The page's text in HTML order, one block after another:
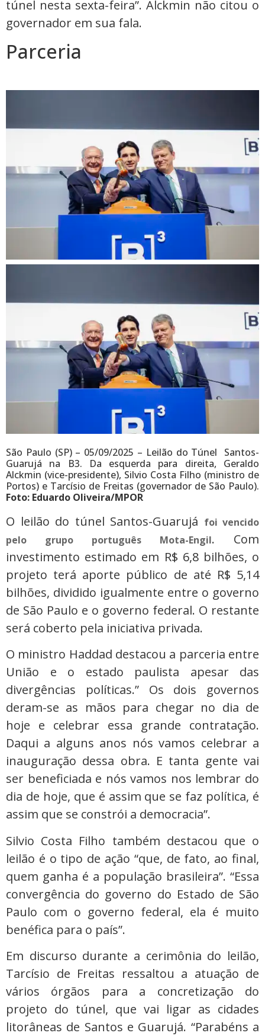
túnel nesta sexta-feira”. Alckmin não citou o
governador em sua fala.
Parceria
São Paulo (SP) – 05/09/2025 – Leilão do Túnel Santos-
Guarujá na B3. Da esquerda para direita, Geraldo
Alckmin (vice-presidente), Silvio Costa Filho (ministro de
Portos) e Tarcísio de Freitas (governador de São Paulo).
Foto: Eduardo Oliveira/MPOR
O leilão do túnel Santos-Guarujá foi vencido
pelo grupo português Mota-Engil. Com
investimento estimado em R$ 6,8 bilhões, o
projeto terá aporte público de até R$ 5,14
bilhões, dividido igualmente entre o governo
de São Paulo e o governo federal. O restante
será coberto pela iniciativa privada.
O ministro Haddad destacou a parceria entre
União e o estado paulista apesar das
divergências políticas.” Os dois governos
deram-se as mãos para chegar no dia de
hoje e celebrar essa grande contratação.
Daqui a alguns anos nós vamos celebrar a
inauguração dessa obra. E tanta gente vai
ser beneficiada e nós vamos nos lembrar do
dia de hoje, que é assim que se faz política, é
assim que se constrói a democracia”.
Silvio Costa Filho também destacou que o
leilão é o tipo de ação “que, de fato, ao final,
quem ganha é a população brasileira”. “Essa
convergência do governo do Estado de São
Paulo com o governo federal, ela é muito
benéfica para o país”.
Em discurso durante a cerimônia do leilão,
Tarcísio de Freitas ressaltou a atuação de
vários órgãos para a concretização do
projeto do túnel, que vai ligar as cidades
litorâneas de Santos e Guarujá. “Parabéns a